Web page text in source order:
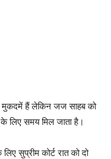
मुकदमें हैं लेकिन जज साहब को
लिए समय मिल जाता है।
सुप्रीम कोर्ट रात को दो